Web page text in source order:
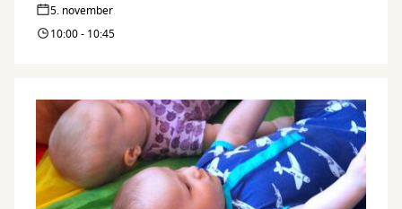
5. november
10:00 - 10:45